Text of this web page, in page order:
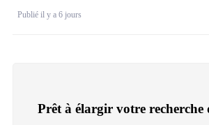
Publié il y a 6 jours
Prêt à élargir votre recherche